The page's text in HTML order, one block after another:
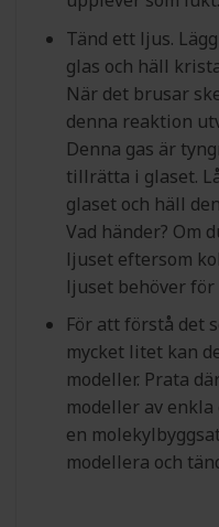
Tänd ett ljus.
glas och häll
När det brusar
denna reaktion
Denna gas är
tillrätta i glaset.
glaset och häll
Vad händer? Om
ljuset eftersom
ljuset behöver
För att förstå det
mycket litet kan
modeller. Prata
modeller av
en
modellera och